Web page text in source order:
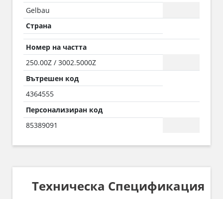
Gelbau
Страна
Номер на частта
250.00Z / 3002.5000Z
Вътрешен код
4364555
Персонализиран код
85389091
Техническа Спецификация